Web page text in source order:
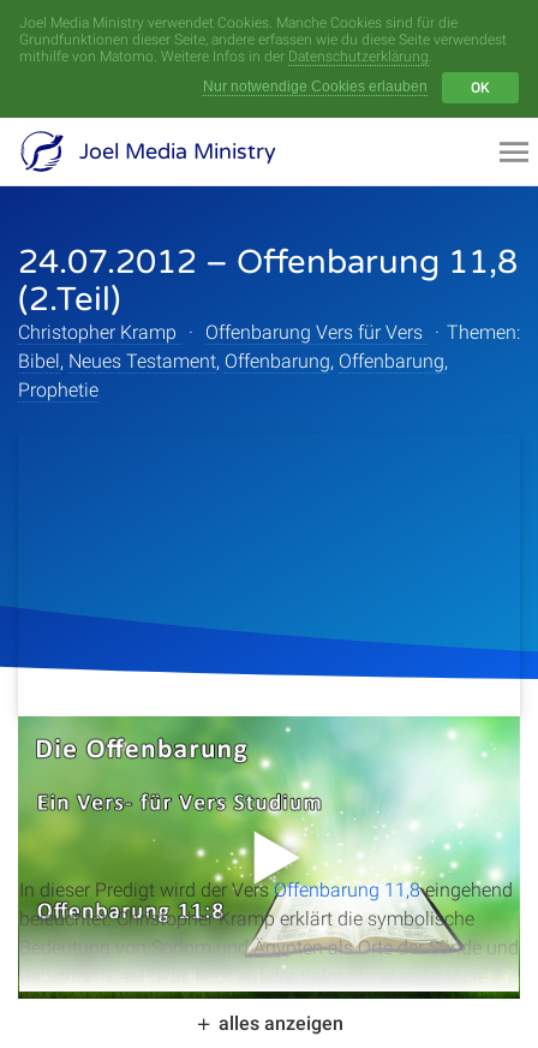
Joel Media Ministry verwendet Cookies. Manche Cookies sind für die
Grundfunktionen dieser Seite, andere erfassen wie du diese Seite verwendest
mithilfe von Matomo. Weitere Infos in der Datenschutzerklärung.
Nur notwendige Cookies erlauben
OK
Joel Media Ministry
24.07.2012 – Offenbarung 11,8
(2.Teil)
Christopher Kramp · Offenbarung Vers für Vers · Themen:
Bibel, Neues Testament, Offenbarung, Offenbarung,
Prophetie
1. August 2012 1.207Klicks
In dieser Predigt wird der VersOffenbarung 11,8eingehend
beleuchtet. Christopher Kramp erklärt die symbolische
Bedeutung von Sodom und Ägypten als Orte der Sünde und
Rebellion. Der Fokus liegt auf der tiefgreifenden Analyse
von Golgatha als dem Ort, an dem alle Sünden der Welt
konzentriert wurden und Jesus die ultimative Sühne
alles anzeigen
Menü
Videoarchiv
Serien
Themen
Über Uns
Kontakt
Spenden